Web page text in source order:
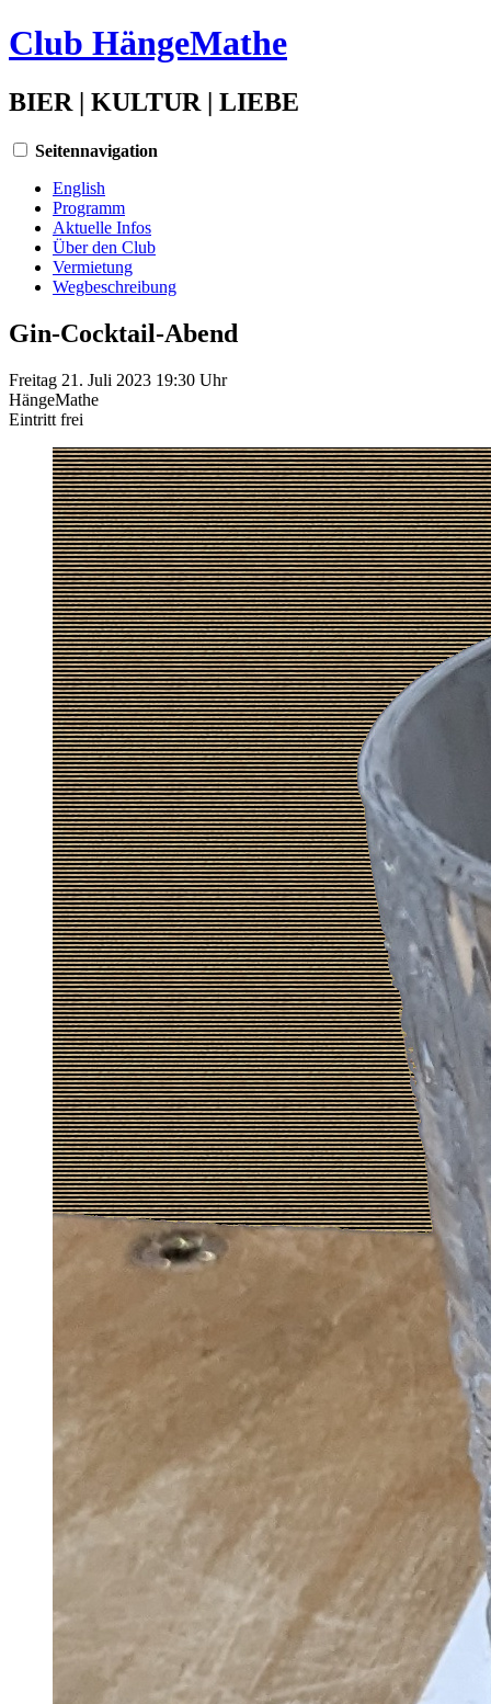
Club HängeMathe
BIER | KULTUR | LIEBE
Seitennavigation
English
Programm
Aktuelle Infos
Über den Club
Vermietung
Wegbeschreibung
Gin-Cocktail-Abend
Freitag 21. Juli 2023 19:30 Uhr
HängeMathe
Eintritt frei